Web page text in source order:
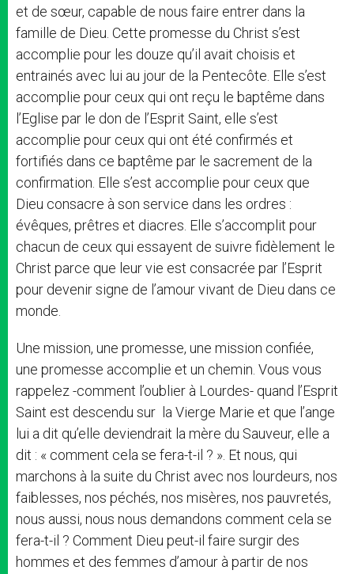
et de sœur, capable de nous faire entrer dans la
famille de Dieu. Cette promesse du Christ s’est
accomplie pour les douze qu’il avait choisis et
entrainés avec lui au jour de la Pentecôte. Elle s’est
accomplie pour ceux qui ont reçu le baptême dans
l’Eglise par le don de l’Esprit Saint, elle s’est
accomplie pour ceux qui ont été confirmés et
fortifiés dans ce baptême par le sacrement de la
confirmation. Elle s’est accomplie pour ceux que
Dieu consacre à son service dans les ordres :
évêques, prêtres et diacres. Elle s’accomplit pour
chacun de ceux qui essayent de suivre fidèlement le
Christ parce que leur vie est consacrée par l’Esprit
pour devenir signe de l’amour vivant de Dieu dans ce
monde.
Une mission, une promesse, une mission confiée,
une promesse accomplie et un chemin. Vous vous
rappelez -comment l’oublier à Lourdes- quand l’Esprit
Saint est descendu sur la Vierge Marie et que l’ange
lui a dit qu’elle deviendrait la mère du Sauveur, elle a
dit : « comment cela se fera-t-il ? ». Et nous, qui
marchons à la suite du Christ avec nos lourdeurs, nos
faiblesses, nos péchés, nos misères, nos pauvretés,
nous aussi, nous nous demandons comment cela se
fera-t-il ? Comment Dieu peut-il faire surgir des
hommes et des femmes d’amour à partir de nos